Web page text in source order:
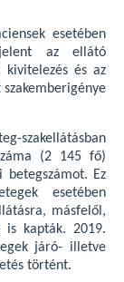
esetében
az ellátó
kivitelezés és az
szakemberigénye
szakellátásban
(2 145 fő)
betegszámot. Ez
esetében
másfelől,
is kapták. 2019.
járó- illetve
történt.